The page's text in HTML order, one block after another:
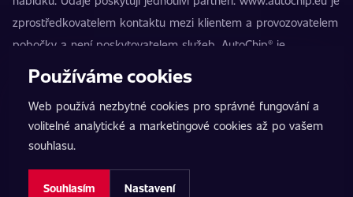
zprostředkovatelem kontaktu mezi klientem a provozovatelem
pobočky a není poskytovatelem služeb. AutoChip® je
registrovaná ochranná známka Petra Kučery. Úpravy, které
nezpůsobilosti vozidla k provozu na pozemních komunikacích.
Přesné informace poskytuje vždy konkrétní provozovatel
pobočky.
Nastavení cookies
Používáme cookies
Web používá nezbytné cookies pro správné fungování a
volitelné analytické a marketingové cookies až po vašem
souhlasu.
Souhlasím Nastavení